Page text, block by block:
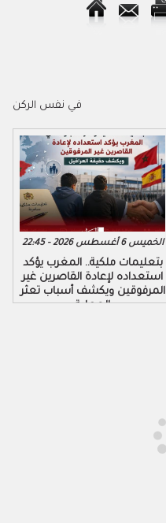
في نفس الركن
الخميس 6 أغسطس 2026 - 22:45
بتعليمات ملكية.. المغرب يؤكد
استعداده لإعادة القاصرين غير
المرفوقين ويكشف أسباب تعثر
العملية